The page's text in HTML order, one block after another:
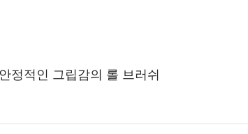
정적인 그립감의 롤 브러쉬